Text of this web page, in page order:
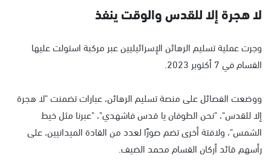
لا هجرة إلا للقدس والوقت ينفذ
وجرت عملية تسليم الرهائن الإسرائيليين عبر مركبة استولت عليها
القسام في 7 أكتوبر 2023.
ووضعت الفصائل على منصة تسليم الرهائن، عبارات تضمنت "لا هجرة
إلا للقدس"، "نحن الطوفان يا قدس فاشهدي"، "عبرنا مثل خيط
الشمس"، ولافتة أخرى تضم صورًا لعدد من القادة الميدانيين، على
رأسهم قائد أركان القسام محمد الضيف.